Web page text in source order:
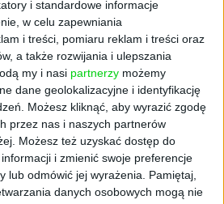
i standardowe informacje
w celu zapewniania
i treści, pomiaru reklam i treści oraz
a także rozwijania i ulepszania
my i nasi partnerzy możemy
dane geolokalizacyjne i identyfikację
Możesz kliknąć, aby wyrazić zgodę
przez nas i naszych partnerów
Możesz też uzyskać dostęp do
i zmienić swoje preferencje
lub odmówić jej wyrażenia.
Pamiętaj,
danych osobowych mogą nie
wspierania młodych
jeśli chodzi o wiedzę i
eksperci. Wskazują też, że
się na topowych
jak deep tech, fintech i
inwestuje się w
Start in Poland –
program dla startupów